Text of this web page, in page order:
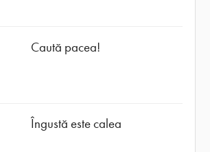
Caută pacea!
Îngustă este calea